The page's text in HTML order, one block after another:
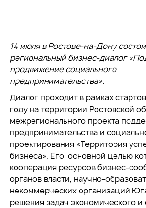
14 июля в Ростове-на-Дону
региональный бизнес-диалог
продвижение социального
предпринимательства».
Диалог проходит в рамках
году на территории Ростовской
межрегионального проекта
предпринимательства и
проектирования «Территория
бизнеса». Его основной целью
кооперация ресурсов бизнес-
органов власти, научно-
некоммерческих организаций
решения задач экономического и